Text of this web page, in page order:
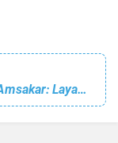
Instruksi ke Kepala Disdukcapil Baru, Amsakar: Layani Warga dengan Cepat dan Baik